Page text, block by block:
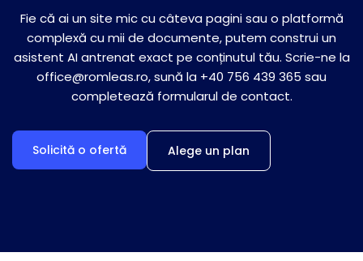
Fie că ai un site mic cu câteva pagini sau o platformă
complexă cu mii de documente, putem construi un
asistent AI antrenat exact pe conținutul tău. Scrie-ne la
office@romleas.ro, sună la +40 756 439 365 sau
completează formularul de contact.
Solicită o ofertă Alege un plan